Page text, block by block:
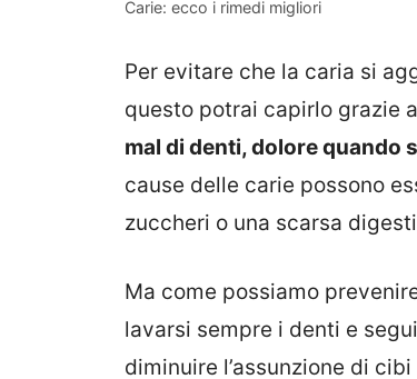
Carie: ecco i rimedi migliori
Per evitare che la caria si
questo potrai capirlo grazie
mal di denti, dolore quando
cause delle carie possono
zuccheri o una scarsa
Ma come possiamo
lavarsi sempre i denti e
diminuire l’assunzione di